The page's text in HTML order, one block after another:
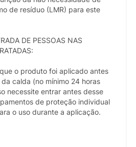
de resíduo (LMR) para este
DE PESSOAS NAS
o produto foi aplicado antes
calda (no mínimo 24 horas
necessite entrar antes desse
de proteção individual
o uso durante a aplicação.